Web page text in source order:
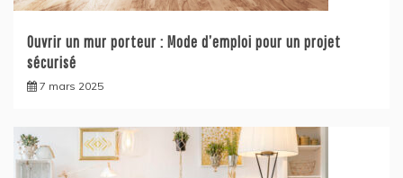
Ouvrir un mur porteur : Mode d’emploi pour un projet
sécurisé
7 mars 2025